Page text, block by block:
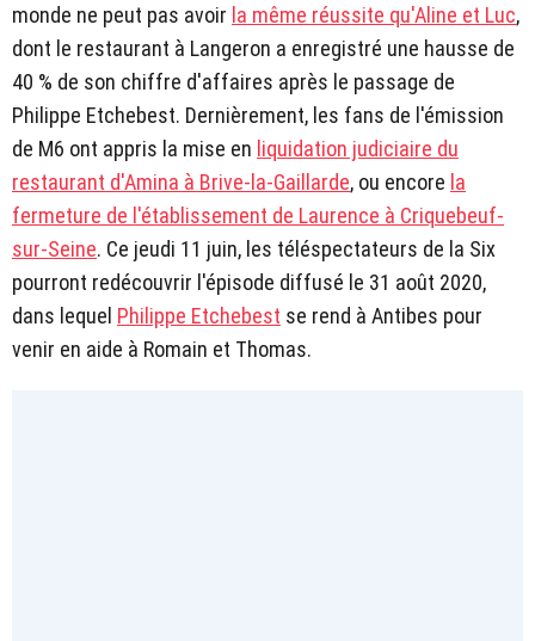
monde ne peut pas avoir la même réussite qu'Aline et Luc,
dont le restaurant à Langeron a enregistré une hausse de
40 % de son chiffre d'affaires après le passage de
Philippe Etchebest. Dernièrement, les fans de l'émission
de M6 ont appris la mise en liquidation judiciaire du
restaurant d'Amina à Brive-la-Gaillarde, ou encore la
fermeture de l'établissement de Laurence à Criquebeuf-
sur-Seine. Ce jeudi 11 juin, les téléspectateurs de la Six
pourront redécouvrir l'épisode diffusé le 31 août 2020,
dans lequel Philippe Etchebest se rend à Antibes pour
venir en aide à Romain et Thomas.